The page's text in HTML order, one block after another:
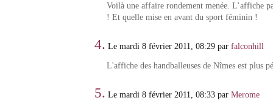
Voilà une affaire rondement menée. L’affiche
! Et quelle mise en avant du sport féminin !
4. Le mardi 8 février 2011, 08:29 parfalconhill
L'affiche des handballeuses de Nîmes est plus
5. Le mardi 8 février 2011, 08:33 parMerome